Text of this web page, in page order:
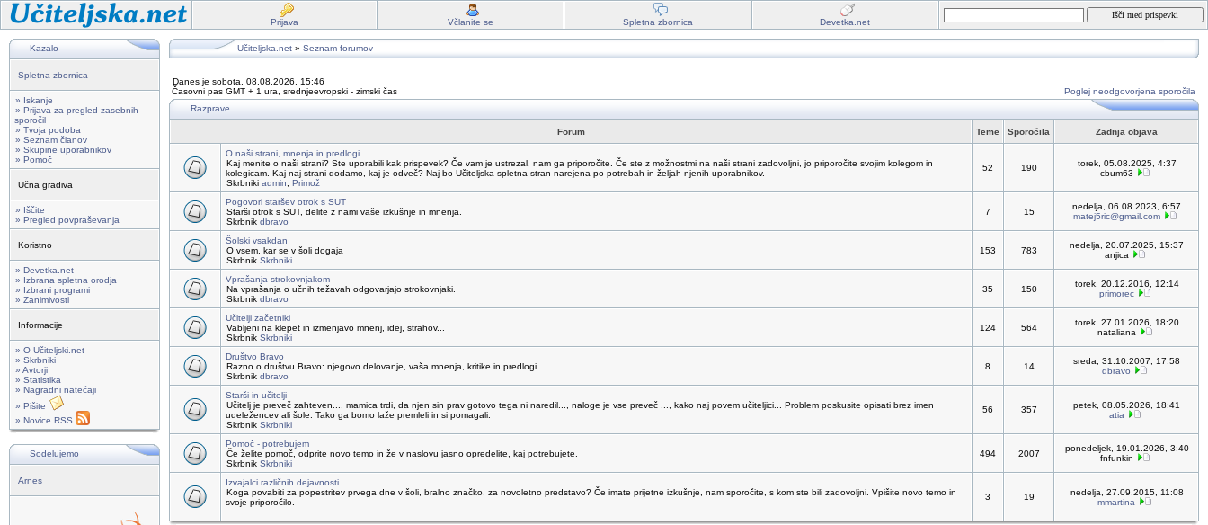
Prijava Včlanite se Spletna zbornica Devetka.net
Kazalo
Spletna zbornica
» Iskanje
» Prijava za pregled zasebnih
sporočil
» Tvoja podoba
» Seznam članov
» Skupine uporabnikov
» Pomoč
Učna gradiva
» Iščite
» Pregled povpraševanja
Koristno
» Devetka.net
» Izbrana spletna orodja
» Izbrani programi
» Zanimivosti
Informacije
» O Učiteljski.net
» Skrbniki
» Avtorji
» Statistika
» Nagradni natečaji
» Pišite
» Novice RSS
Sodelujemo
Arnes
Učiteljska.net » Seznam forumov
Danes je sobota, 08.08.2026, 15:46
Časovni pas GMT + 1 ura, srednjeevropski - zimski čas
Poglej neodgovorjena sporočila
Razprave
Forum Teme Sporočila Zadnja objava
O naši strani, mnenja in predlogi
Kaj menite o naši strani? Ste uporabili kak prispevek? Če vam je ustrezal, nam ga priporočite. Če ste z možnostmi na naši strani zadovoljni, jo priporočite svojim kolegom in
kolegicam. Kaj naj strani dodamo, kaj je odveč? Naj bo Učiteljska spletna stran narejena po potrebah in željah njenih uporabnikov.
Skrbniki admin Primož
52 190
torek, 05.08.2025, 4:37
cbum63
Pogovori staršev otrok s SUT
Starši otrok s SUT, delite z nami vaše izkušnje in mnenja.
Skrbnik dbravo
7 15
nedelja, 06.08.2023, 6:57
matej5ric@gmail.com
Šolski vsakdan
O vsem, kar se v šoli dogaja
Skrbnik Skrbniki
153 783
nedelja, 20.07.2025, 15:37
anjica
Vprašanja strokovnjakom
Na vprašanja o učnih težavah odgovarjajo strokovnjaki.
Skrbnik dbravo
35 150
torek, 20.12.2016, 12:14
primorec
Učitelji začetniki
Vabljeni na klepet in izmenjavo mnenj, idej, strahov...
Skrbnik Skrbniki
124 564
torek, 27.01.2026, 18:20
nataliana
Društvo Bravo
Razno o društvu Bravo: njegovo delovanje, vaša mnenja, kritike in predlogi.
Skrbnik dbravo
8 14
sreda, 31.10.2007, 17:58
dbravo
Starši in učitelji
Učitelj je preveč zahteven..., mamica trdi, da njen sin prav gotovo tega ni naredil..., naloge je vse preveč ..., kako naj povem učiteljici... Problem poskusite opisati brez imen
udeležencev ali šole. Tako ga bomo laže premleli in si pomagali.
Skrbnik Skrbniki
56 357
petek, 08.05.2026, 18:41
atia
Pomoč - potrebujem
Če želite pomoč, odprite novo temo in že v naslovu jasno opredelite, kaj potrebujete.
Skrbnik Skrbniki
494 2007
ponedeljek, 19.01.2026, 3:40
fnfunkin
Izvajalci različnih dejavnosti
Koga povabiti za popestritev prvega dne v šoli, bralno značko, za novoletno predstavo? Če imate prijetne izkušnje, nam sporočite, s kom ste bili zadovoljni. Vpišite novo temo in
svoje priporočilo.
3 19
nedelja, 27.09.2015, 11:08
mmartina